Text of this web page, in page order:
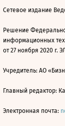
Сетевое издание
Решение
информационных
от 27 ноября 2020 г.
Учредитель: АО
Главный редактор:
Электронная почта: